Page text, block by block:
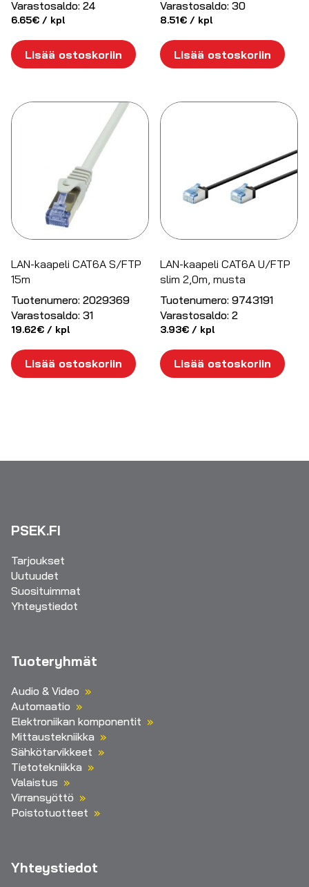
Varastosaldo: 24
6.65€ / kpl
Lisää ostoskoriin
Varastosaldo: 30
8.51€ / kpl
Lisää ostoskoriin
LAN-kaapeli CAT6A S/FTP
15m
Tuotenumero: 2029369
Varastosaldo: 31
19.62€ / kpl
Lisää ostoskoriin
LAN-kaapeli CAT6A U/FTP
slim 2,0m, musta
Tuotenumero: 9743191
Varastosaldo: 2
3.93€ / kpl
Lisää ostoskoriin
PSEK.FI
Tarjoukset
Uutuudet
Suosituimmat
Yhteystiedot
Tuoteryhmät
Audio & Video
Automaatio
Elektroniikan komponentit
Mittaustekniikka
Sähkötarvikkeet
Tietotekniikka
Valaistus
Virransyöttö
Poistotuotteet
Yhteystiedot